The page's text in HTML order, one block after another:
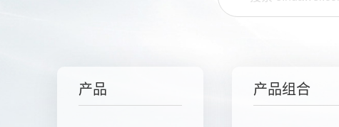
产品 产品组合